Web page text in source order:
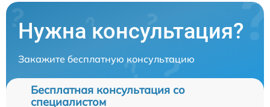
Нужна консультация?
Закажите бесплатную консультацию
Бесплатная консультация со
специалистом